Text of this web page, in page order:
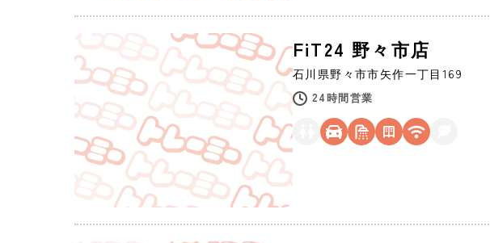
FiT24 野々市店
石川県野々市市矢作一丁目169
24時間営業